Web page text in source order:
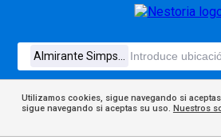
Utilizamos cookies, sigue navegando si
sigue navegando si aceptas su uso. Nuestros